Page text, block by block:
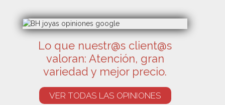
Lo que nuestr@s client@s
valoran: Atención, gran
variedad y mejor precio.
VER TODAS LAS OPINIONES